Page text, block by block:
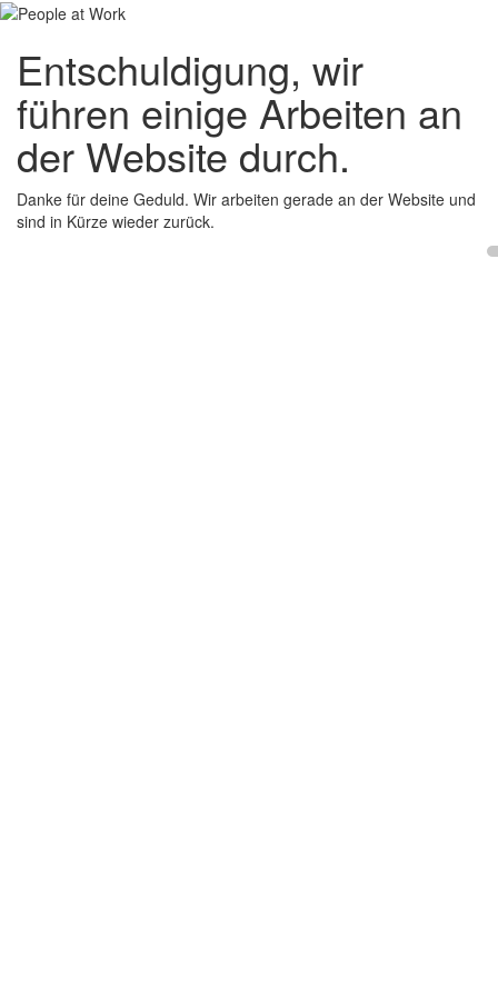
Entschuldigung, wir
führen einige Arbeiten an
der Website durch.
Danke für deine Geduld. Wir arbeiten gerade an der Website und
sind in Kürze wieder zurück.